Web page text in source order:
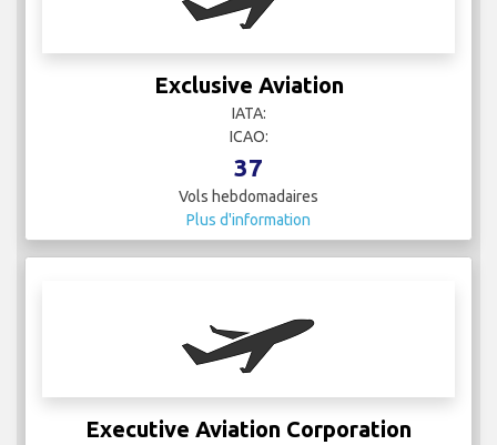
Exclusive Aviation
IATA:
ICAO:
37
Vols hebdomadaires
Plus d'information
Executive Aviation Corporation